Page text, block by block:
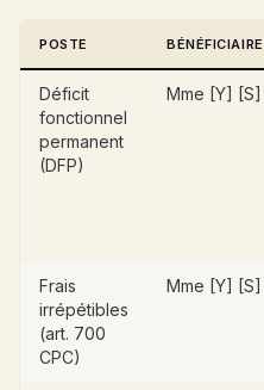
POSTE BÉNÉFICIAIRE
Déficit
fonctionnel
permanent
(DFP)
Mme [Y] [S]
Frais
irrépétibles
(art. 700
CPC)
Mme [Y] [S]